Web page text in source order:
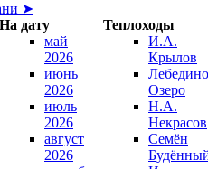
➤
На дату
Теплоходы
май
2026
июнь
2026
июль
2026
август
2026
И.А.
Крылов
Озеро
Н.А.
Некрасов
Семён